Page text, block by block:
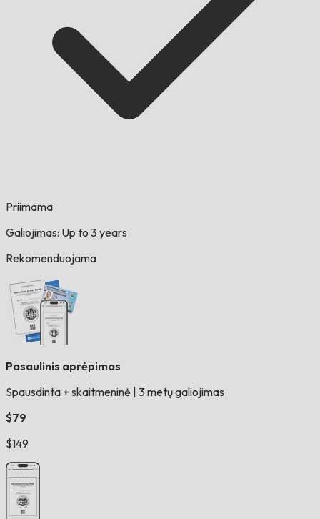
Priimama
Galiojimas: Up to 3 years
Rekomenduojama
Pasaulinis aprėpimas
Spausdinta + skaitmeninė 3 metų galiojimas
$79
$149